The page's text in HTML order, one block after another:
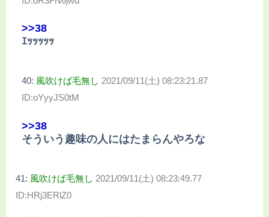
>>38
ｴｯｯｯｯｯ
40: 風吹けば毛無し 2021/09/11(土) 08:23:21.87
ID:oYyyJS0tM
>>38
そういう趣味の人にはたまらんやろな
41: 風吹けば毛無し 2021/09/11(土) 08:23:49.77
ID:HRj3ERlZ0